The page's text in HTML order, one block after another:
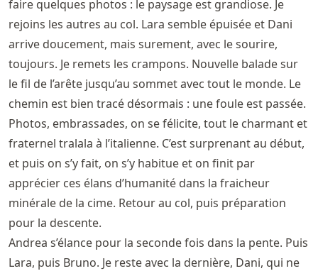
faire quelques photos : le paysage est grandiose. Je
rejoins les autres au col. Lara semble épuisée et Dani
arrive doucement, mais surement, avec le sourire,
toujours. Je remets les crampons. Nouvelle balade sur
le fil de l’arête jusqu’au sommet avec tout le monde. Le
chemin est bien tracé désormais : une foule est passée.
Photos, embrassades, on se félicite, tout le charmant et
fraternel tralala à l’italienne. C’est surprenant au début,
et puis on s’y fait, on s’y habitue et on finit par
apprécier ces élans d’humanité dans la fraicheur
minérale de la cime. Retour au col, puis préparation
pour la descente.
Andrea s’élance pour la seconde fois dans la pente. Puis
Lara, puis Bruno. Je reste avec la dernière, Dani, qui ne